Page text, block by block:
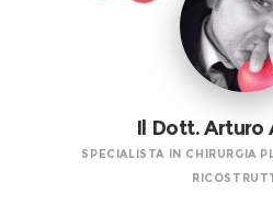
Il Dott. Arturo
SPECIALISTA IN CHIRURGIA